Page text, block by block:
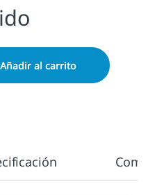
Añadir al carrito